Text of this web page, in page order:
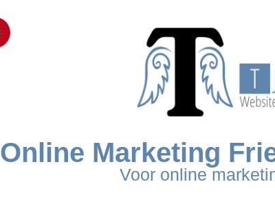
Online Marketing
Voor online